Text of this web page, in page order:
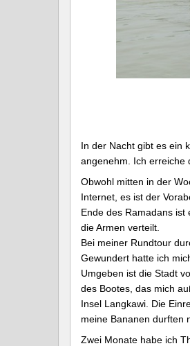
In der Nacht gibt es ein
angenehm. Ich erreiche
Obwohl mitten in der
Internet, es ist der
Ende des Ramadans ist
die Armen verteilt.
Bei meiner Rundtour
Gewundert hatte ich
Umgeben ist die Stadt
des Bootes, das mich
Insel Langkawi. Die
meine Bananen durften
Zwei Monate habe ich